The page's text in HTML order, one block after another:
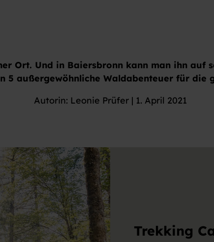
Ort. Und in Baiersbronn kann man ihn auf
5 außergewöhnliche Waldabenteuer für die
Autorin: Leonie Prüfer | 1. April 2021
Trekking